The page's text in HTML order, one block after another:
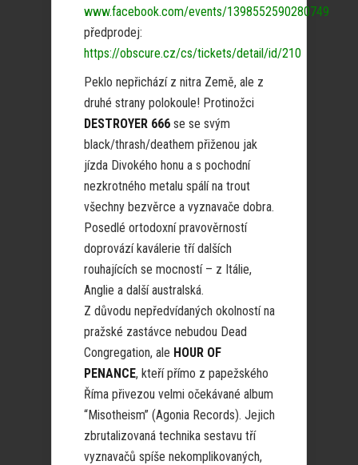
www.facebook.com/events/1398552590280749
předprodej:
https://obscure.cz/cs/tickets/detail/id/210
Peklo nepřichází z nitra Země, ale z
druhé strany polokoule! Protinožci
DESTROYER 666 se se svým
black/thrash/deathem přiženou jak
jízda Divokého honu a s pochodní
nezkrotného metalu spálí na trout
všechny bezvěrce a vyznavače dobra.
Posedlé ortodoxní pravověrností
doprovází kaválerie tří dalších
rouhajících se mocností – z Itálie,
Anglie a další australská.
Z důvodu nepředvídaných okolností na
pražské zastávce nebudou Dead
Congregation, ale HOUR OF
PENANCE, kteří přímo z papežského
Říma přivezou velmi očekávané album
“Misotheism” (Agonia Records). Jejich
zbrutalizovaná technika sestavu tří
vyznavačů spíše nekomplikovaných,